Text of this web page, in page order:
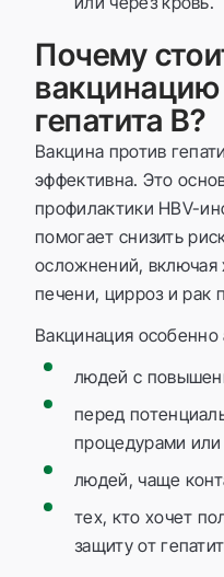
Почему
гепатита B?
Вакцина против
эффективна. Это
профилактики HBV-
помогает снизить
осложнений, включая
печени, цирроз и рак
Вакцинация особенно
людей с
перед
процедурами
людей, чаще
тех, кто хочет
защиту от